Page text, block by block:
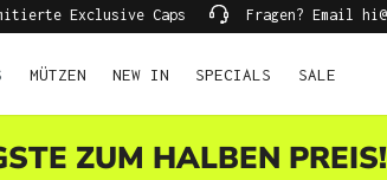
Exclusive Caps Fragen? Email
MÜTZEN NEW IN SPECIALS SALE
ZUM HALBEN PREIS!